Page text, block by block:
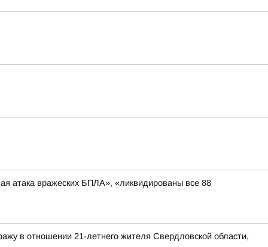
атака вражеских БПЛА», «ликвидированы все 88
в отношении 21-летнего жителя Свердловской области,